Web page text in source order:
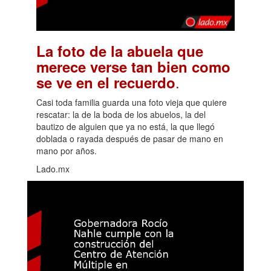
La foto de la abuela que
merece verse tan bien como
se ve en el recuerdo.
Casi toda familia guarda una foto vieja que quiere
rescatar: la de la boda de los abuelos, la del
bautizo de alguien que ya no está, la que llegó
doblada o rayada después de pasar de mano en
mano por años.
Lado.mx